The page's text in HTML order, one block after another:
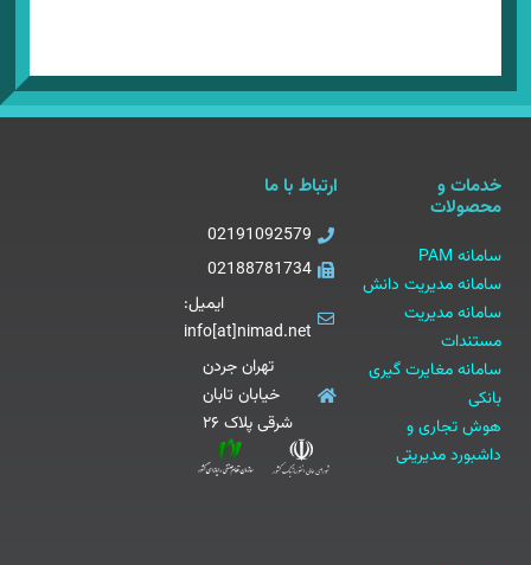
خدمات و
محصولات
سامانه PAM
سامانه مدیریت دانش
سامانه مدیریت
مستندات
سامانه مغایرت گیری
بانکی
هوش تجاری و
داشبورد مدیریتی
ارتباط با ما
02191092579
02188781734
ایمیل:
info[at]nimad.net
تهران جردن
خیابان تابان
شرقی پلاک ۲۶